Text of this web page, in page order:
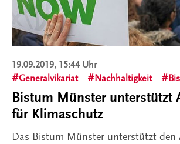
19.09.2019, 15:44 Uhr
Generalvikariat
Nachhaltigkeit
Bistum Münster unterstützt
für Klimaschutz
Das Bistum Münster unterstützt den